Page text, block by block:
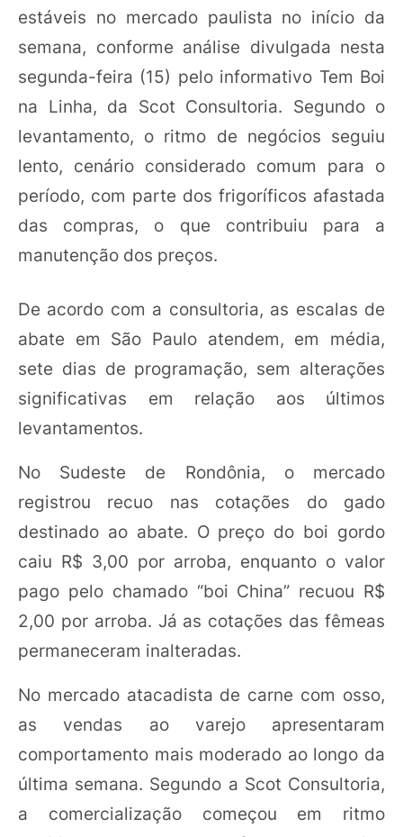
estáveis no mercado paulista no início da
semana, conforme análise divulgada nesta
segunda-feira (15) pelo informativo Tem Boi
na Linha, da Scot Consultoria. Segundo o
levantamento, o ritmo de negócios seguiu
lento, cenário considerado comum para o
período, com parte dos frigoríficos afastada
das compras, o que contribuiu para a
manutenção dos preços.
De acordo com a consultoria, as escalas de
abate em São Paulo atendem, em média,
sete dias de programação, sem alterações
significativas em relação aos últimos
levantamentos.
No Sudeste de Rondônia, o mercado
registrou recuo nas cotações do gado
destinado ao abate. O preço do boi gordo
caiu R$ 3,00 por arroba, enquanto o valor
pago pelo chamado “boi China” recuou R$
2,00 por arroba. Já as cotações das fêmeas
permaneceram inalteradas.
No mercado atacadista de carne com osso,
as vendas ao varejo apresentaram
comportamento mais moderado ao longo da
última semana. Segundo a Scot Consultoria,
a comercialização começou em ritmo